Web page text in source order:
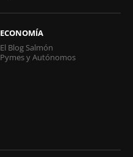
ECONOMÍA
El Blog Salmón
Pymes y Autónomos